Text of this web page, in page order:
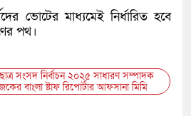
ভোটের মাধ্যমেই নির্ধারিত হবে
পথ।
ছাত্র সংসদ নির্বাচন ২০২৫ সাধারণ সম্পাদক
বাংলা ষ্টাফ রিপোর্টার আফসানা মিমি